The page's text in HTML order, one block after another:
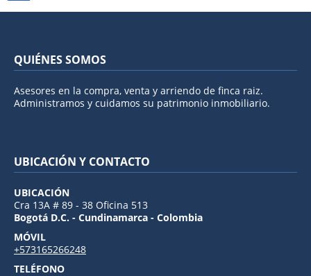
QUIÉNES SOMOS
Asesores en la compra, venta y arriendo de finca raiz.
Administramos y cuidamos su patrimonio inmobiliario.
UBICACIÓN Y CONTACTO
UBICACIÓN
Cra 13A # 89 - 38 Oficina 513
Bogotá D.C. - Cundinamarca - Colombia
MÓVIL
+573165266248
TELÉFONO